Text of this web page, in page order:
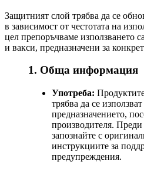
Защитният слой трябва да се
в зависимост от честотата на
цел препоръчваме използването
и вакси, предназначени за
1. Обща информация
Употреба:
трябва да се
предназначението,
производителя. Преди
запознайте с
инструкциите за
предупреждения.